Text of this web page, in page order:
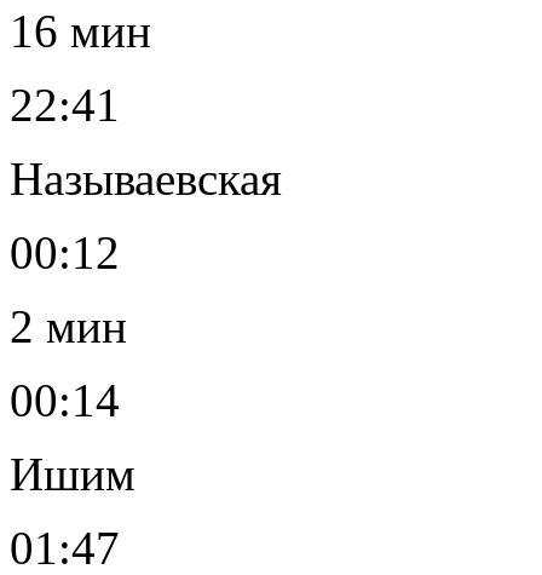
16 мин
22:41
Называевская
00:12
2 мин
00:14
Ишим
01:47